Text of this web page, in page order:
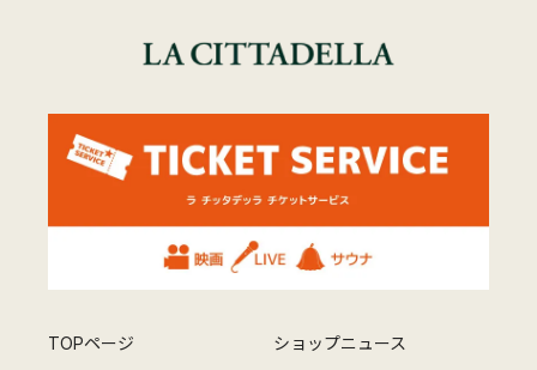
TOPページ
ショップニュース